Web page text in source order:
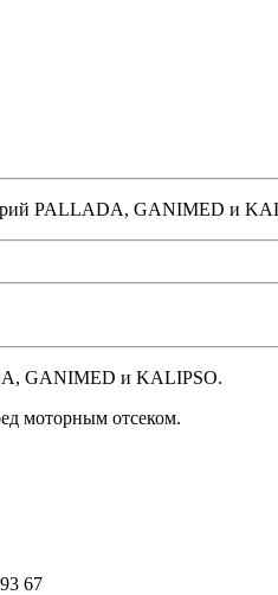
PALLADA, GANIMED и
GANIMED и KALIPSO.
моторным отсеком.
67